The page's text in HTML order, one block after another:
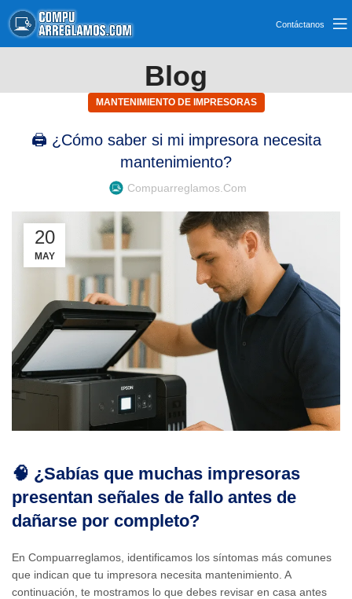
Contáctanos
Blog
MANTENIMIENTO DE IMPRESORAS
🖨️ ¿Cómo saber si mi impresora necesita
mantenimiento?
Compuarreglamos.com
20
MAY
🧠 ¿Sabías que muchas impresoras
presentan señales de fallo antes de
dañarse por completo?
En Compuarreglamos, identificamos los síntomas más comunes
que indican que tu impresora necesita mantenimiento. A
continuación, te mostramos lo que debes revisar en casa antes